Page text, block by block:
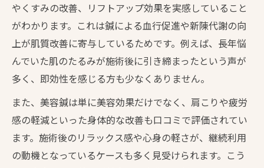
やくすみの改善、リフトアップ効果を実感していること
がわかります。これは鍼による血行促進や新陳代謝の向
上が肌質改善に寄与しているためです。例えば、長年悩
んでいた肌のたるみが施術後に引き締まったという声が
多く、即効性を感じる方も少なくありません。
また、美容鍼は単に美容効果だけでなく、肩こりや疲労
感の軽減といった身体的な改善も口コミで評価されてい
ます。施術後のリラックス感や心身の軽さが、継続利用
の動機となっているケースも多く見受けられます。こう